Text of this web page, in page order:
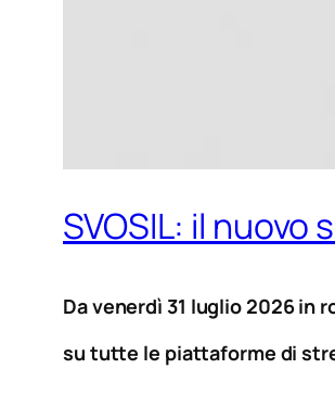
SVOSIL: il nuovo
Da venerdì 31 luglio 2026 in
su tutte le piattaforme di